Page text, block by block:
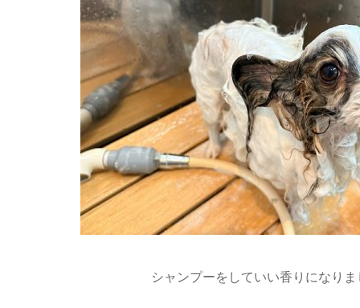
シャンプーをしていい香りになり